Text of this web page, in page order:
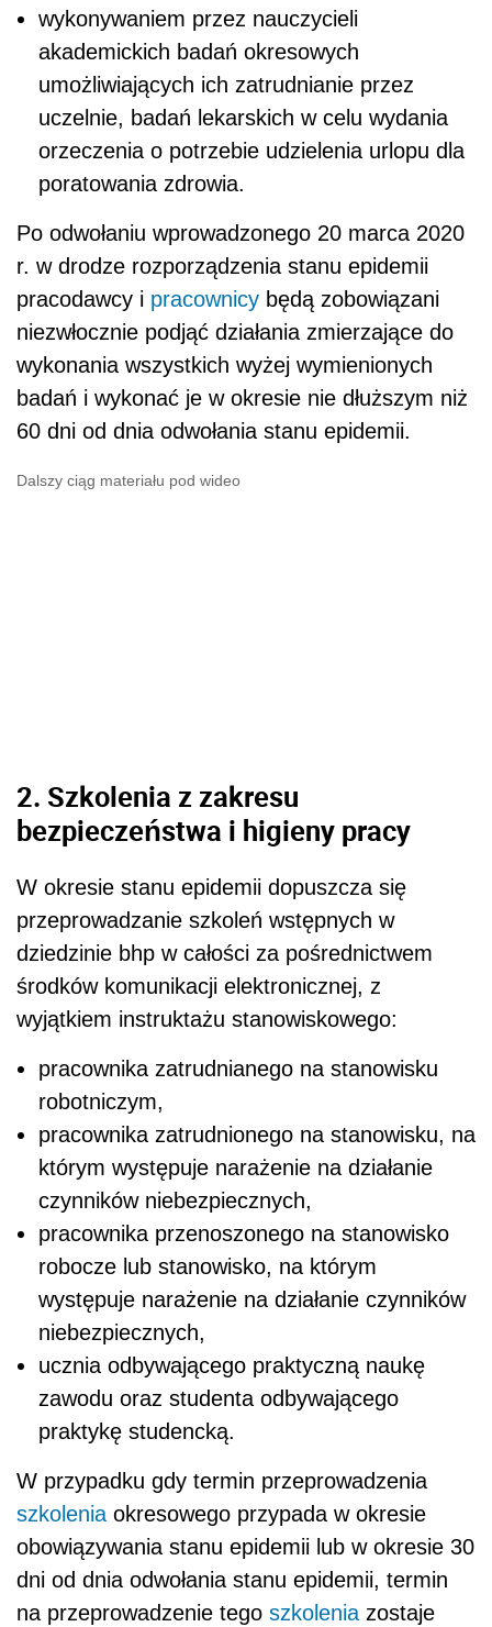
wykonywaniem przez nauczycieli
akademickich badań okresowych
umożliwiających ich zatrudnianie przez
uczelnie, badań lekarskich w celu wydania
orzeczenia o potrzebie udzielenia urlopu dla
poratowania zdrowia.
Po odwołaniu wprowadzonego 20 marca 2020
r. w drodze rozporządzenia stanu epidemii
pracodawcy i pracownicy będą zobowiązani
niezwłocznie podjąć działania zmierzające do
wykonania wszystkich wyżej wymienionych
badań i wykonać je w okresie nie dłuższym niż
60 dni od dnia odwołania stanu epidemii.
Dalszy ciąg materiału pod wideo
2. Szkolenia z zakresu
bezpieczeństwa i higieny pracy
W okresie stanu epidemii dopuszcza się
przeprowadzanie szkoleń wstępnych w
dziedzinie bhp w całości za pośrednictwem
środków komunikacji elektronicznej, z
wyjątkiem instruktażu stanowiskowego:
pracownika zatrudnianego na stanowisku
robotniczym,
pracownika zatrudnionego na stanowisku, na
którym występuje narażenie na działanie
czynników niebezpiecznych,
pracownika przenoszonego na stanowisko
robocze lub stanowisko, na którym
występuje narażenie na działanie czynników
niebezpiecznych,
ucznia odbywającego praktyczną naukę
zawodu oraz studenta odbywającego
praktykę studencką.
W przypadku gdy termin przeprowadzenia
szkoleniaokresowego przypada w okresie
obowiązywania stanu epidemii lub w okresie 30
dni od dnia odwołania stanu epidemii, termin
na przeprowadzenie tego szkoleniazostaje